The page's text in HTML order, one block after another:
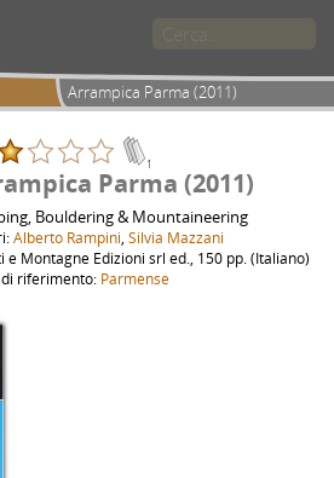
Arrampica Parma (2011)
1
Parma (2011)
Bouldering & Mountaineering
Alberto Rampini Silvia Mazzani
e Montagne Edizioni srl ed., 150 pp. (Italiano)
riferimento: Parmense